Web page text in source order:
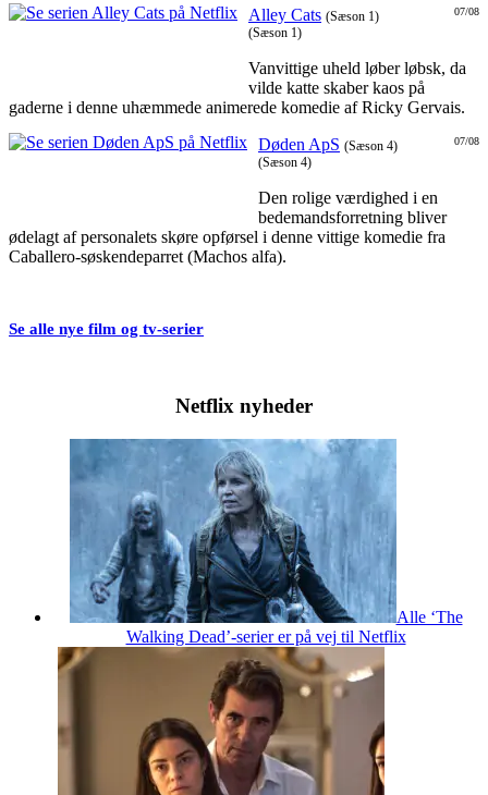
07/08
Alley Cats (Sæson 1)
(Sæson 1)
Vanvittige uheld løber løbsk, da
vilde katte skaber kaos på
gaderne i denne uhæmmede animerede komedie af Ricky Gervais.
07/08
Døden ApS (Sæson 4)
(Sæson 4)
Den rolige værdighed i en
bedemandsforretning bliver
ødelagt af personalets skøre opførsel i denne vittige komedie fra
Caballero-søskendeparret (Machos alfa).
Se alle nye film og tv-serier
Netflix nyheder
Alle ‘The
Walking Dead’-serier er på vej til Netflix